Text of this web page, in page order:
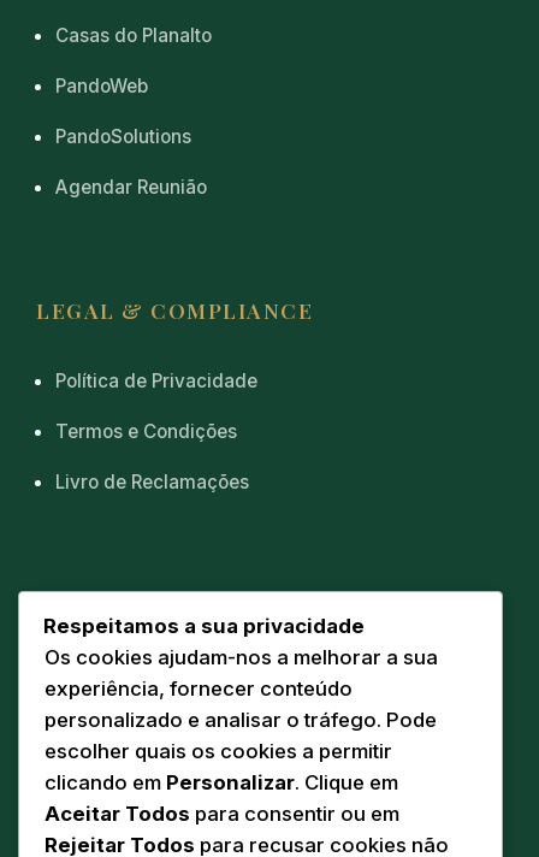
Casas do Planalto
PandoWeb
PandoSolutions
Agendar Reunião
LEGAL & COMPLIANCE
Política de Privacidade
Termos e Condições
Livro de Reclamações
Sede
Av. Eng. Duarte Pacheco 20 A
5160-218 Torre de Moncorvo
✉️ Comunicação
geral@pandodasilva.pt
Respeitamos a sua privacidade
Os cookies ajudam-nos a melhorar a sua
experiência, fornecer conteúdo
personalizado e analisar o tráfego. Pode
escolher quais os cookies a permitir
clicando em Personalizar. Clique em
Aceitar Todos para consentir ou em
Rejeitar Todos para recusar cookies não